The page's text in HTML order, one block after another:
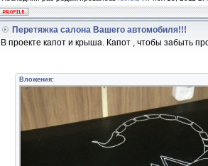
Перетяжка салона Вашего автомобиля!!!
В проекте капот и крыша. Капот , чтобы забыть
Вложения: